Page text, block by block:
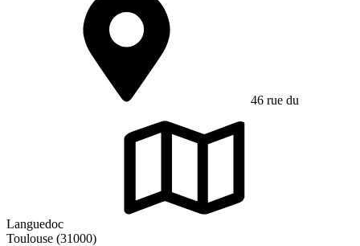
46 rue du
Languedoc
Toulouse (31000)